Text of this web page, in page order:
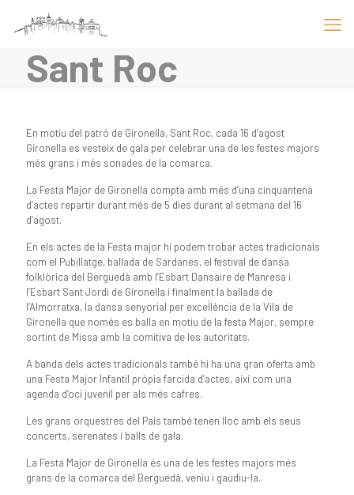
Sant Roc
En motiu del patró de Gironella, Sant Roc, cada 16 d’agost
Gironella es vesteix de gala per celebrar una de les festes majors
més grans i més sonades de la comarca.
La Festa Major de Gironella compta amb més d’una cinquantena
d’actes repartir durant més de 5 dies durant al setmana del 16
d’agost.
En els actes de la Festa major hi podem trobar actes tradicionals
com el Pubillatge, ballada de Sardanes, el festival de dansa
folklòrica del Berguedà amb l’Esbart Dansaire de Manresa i
l’Esbart Sant Jordi de Gironella i finalment la ballada de
l’Almorratxa, la dansa senyorial per excel·lència de la Vila de
Gironella que només es balla en motiu de la festa Major, sempre
sortint de Missa amb la comitiva de les autoritats.
A banda dels actes tradicionals també hi ha una gran oferta amb
una Festa Major Infantil pròpia farcida d’actes, així com una
agenda d’oci juvenil per als més cafres.
Les grans orquestres del País també tenen lloc amb els seus
concerts, serenates i balls de gala.
La Festa Major de Gironella és una de les festes majors més
grans de la comarca del Berguedà, veniu i gaudiu-la.